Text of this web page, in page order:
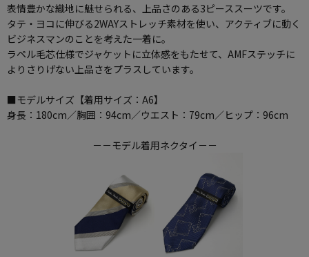
表情豊かな織地に魅せられる、上品さのある3ピーススーツです。
タテ・ヨコに伸びる2WAYストレッチ素材を使い、アクティブに動く
ビジネスマンのことを考えた一着に。
ラペル毛芯仕様でジャケットに立体感をもたせて、AMFステッチに
よりさりげない上品さをプラスしています。
■モデルサイズ【着用サイズ：A6】
身長：180cm／胸囲：94cm／ウエスト：79cm／ヒップ：96cm
－－モデル着用ネクタイ－－